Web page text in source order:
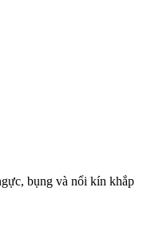
bụng và nổi kín khắp